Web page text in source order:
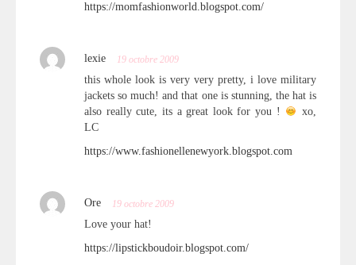
https://momfashionworld.blogspot.com/
lexie 19 octobre 2009
this whole look is very very pretty, i love military
jackets so much! and that one is stunning, the hat is
also really cute, its a great look for you !
xo,
LC
https://www.fashionellenewyork.blogspot.com
Ore 19 octobre 2009
Love your hat!
https://lipstickboudoir.blogspot.com/